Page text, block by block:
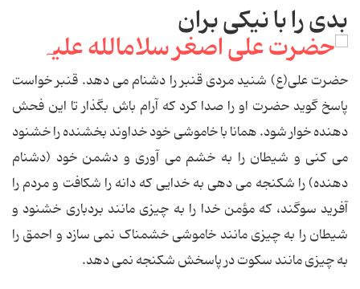
بدی را با نیکی بران
حضرت علی(ع) شنید مردی قنبر را دشنام می دهد. قنبر خواست
پاسخ گوید حضرت او را صدا کرد که آرام باش بگذار تا این فحش
دهنده خوار شود. همانا با خاموشی خود خداوند بخشنده را خشنود
می کنی و شیطان را به خشم می آوری و دشمن خود (دشنام
دهنده) را شکنجه می دهی به خدایی که دانه را شکافت و مردم را
آفرید سوگند، که مؤمن خدا را به چیزی مانند بردباری خشنود و
شیطان را به چیزی مانند خاموشی خشمناک نمی سازد و احمق را
به چیزی مانند سکوت در پاسخش شکنجه نمی دهد.